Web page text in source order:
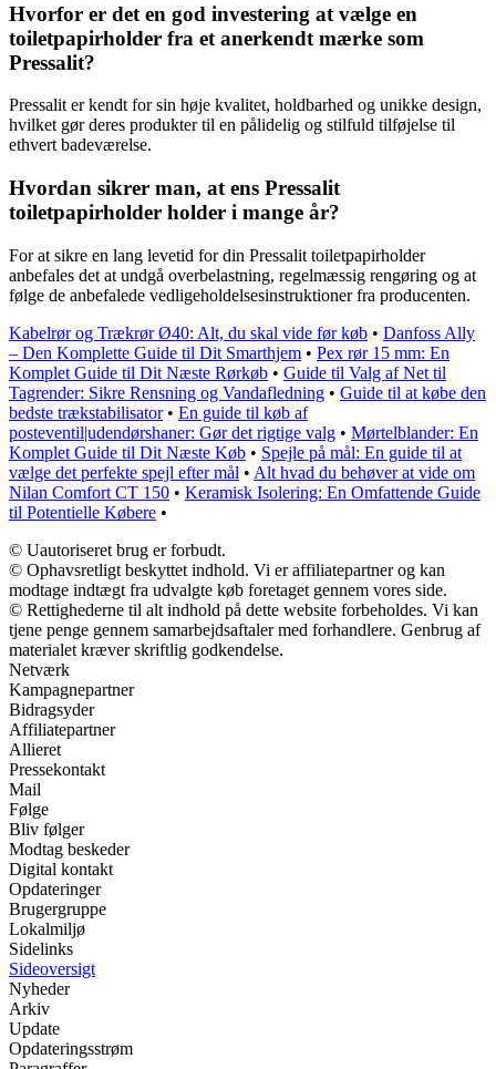
Hvorfor er det en god investering at vælge en
toiletpapirholder fra et anerkendt mærke som
Pressalit?
Pressalit er kendt for sin høje kvalitet, holdbarhed og unikke design,
hvilket gør deres produkter til en pålidelig og stilfuld tilføjelse til
ethvert badeværelse.
Hvordan sikrer man, at ens Pressalit
toiletpapirholder holder i mange år?
For at sikre en lang levetid for din Pressalit toiletpapirholder
anbefales det at undgå overbelastning, regelmæssig rengøring og at
følge de anbefalede vedligeholdelsesinstruktioner fra producenten.
Kabelrør og Trækrør Ø40: Alt, du skal vide før køb • Danfoss Ally
– Den Komplette Guide til Dit Smarthjem • Pex rør 15 mm: En
Komplet Guide til Dit Næste Rørkøb • Guide til Valg af Net til
Tagrender: Sikre Rensning og Vandafledning • Guide til at købe den
bedste trækstabilisator• En guide til køb af
posteventil|udendørshaner: Gør det rigtige valg • Mørtelblander: En
Komplet Guide til Dit Næste Køb • Spejle på mål: En guide til at
vælge det perfekte spejl efter mål • Alt hvad du behøver at vide om
Nilan Comfort CT 150 • Keramisk Isolering: En Omfattende Guide
til Potentielle Købere •
© Uautoriseret brug er forbudt.
© Ophavsretligt beskyttet indhold. Vi er affiliatepartner og kan
modtage indtægt fra udvalgte køb foretaget gennem vores side.
© Rettighederne til alt indhold på dette website forbeholdes. Vi kan
tjene penge gennem samarbejdsaftaler med forhandlere. Genbrug af
materialet kræver skriftlig godkendelse.
Netværk
Kampagnepartner
Bidragsyder
Affiliatepartner
Allieret
Pressekontakt
Mail
Følge
Bliv følger
Modtag beskeder
Digital kontakt
Opdateringer
Brugergruppe
Lokalmiljø
Sidelinks
Sideoversigt
Nyheder
Arkiv
Update
Opdateringsstrøm